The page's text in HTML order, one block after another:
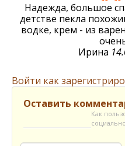
Надежда, большое
детстве пекла
водке, крем - из
Ирина
Войти как
Оставить
Как